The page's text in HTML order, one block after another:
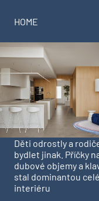
HOME
Děti odrostly a
bydlet jinak. Příčky
dubové objemy a
stal dominantou
interiéru